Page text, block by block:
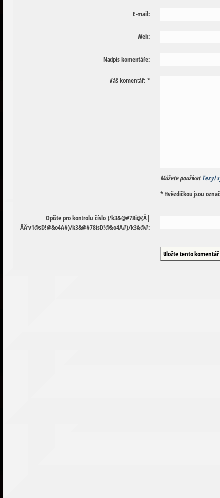
E-mail:
Web:
Nadpis komentáře:
Váš komentář: *
Můžete používatTexy!
* Hvězdičkou jsou
Opište pro kontrolu číslo)/k3&@#78i@{Ä|
ÄÄ‘v1@sD!@&o4A#)/k3&@#78isD!@&o4A#)/k3&@#: